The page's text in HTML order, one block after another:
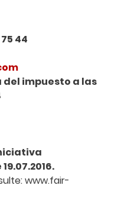
44
impuesto a las
www.fair-